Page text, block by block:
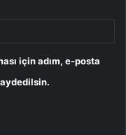
için adım, e-posta